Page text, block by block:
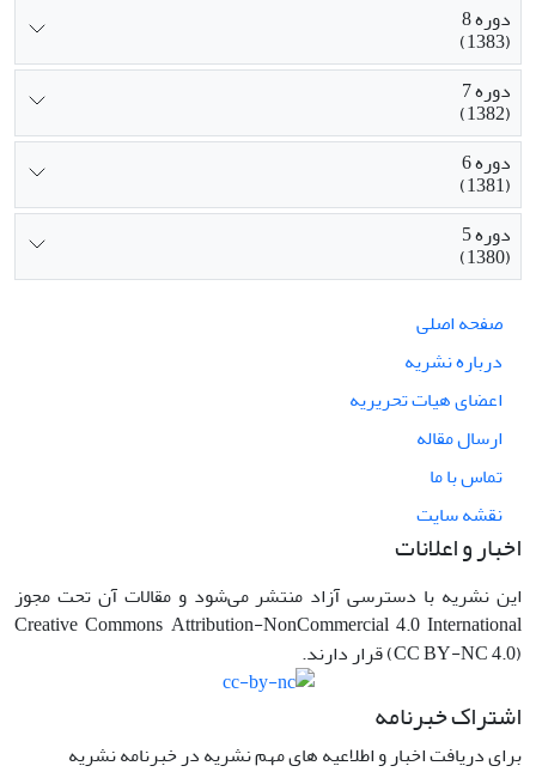
دوره 8
(1383)
دوره 7
(1382)
دوره 6
(1381)
دوره 5
(1380)
صفحه اصلی
درباره نشریه
اعضای هیات تحریریه
ارسال مقاله
تماس با ما
نقشه سایت
اخبار و اعلانات
این نشریه با دسترسی آزاد منتشر می‌شود و مقالات آن تحت مجوز
Creative Commons Attribution-NonCommercial 4.0 International
(CC BY-NC 4.0) قرار دارند.
اشتراک خبرنامه
برای دریافت اخبار و اطلاعیه های مهم نشریه در خبرنامه نشریه